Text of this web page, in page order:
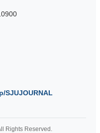
Rights Reserved.